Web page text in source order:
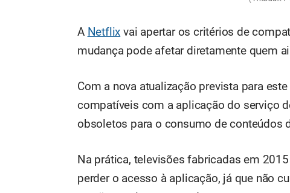
A Netflix vai apertar os critérios de
mudança pode afetar diretamente quem
Com a nova atualização prevista para
compatíveis com a aplicação do serviço
obsoletos para o consumo de conteúdos
Na prática, televisões fabricadas em
perder o acesso à aplicação, já que não